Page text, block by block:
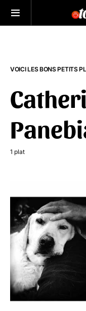
VOICI LES BONS PETITS
1 plat